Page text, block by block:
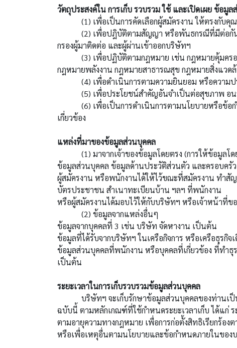
วัตถุประสงค์ใน การเก็บ รวบรวม ใช้ และเปิดเผย ข้อมู
(1) เพื่อเป็นการคัดเลือกผู้สมัครงาน ให้ตรงกับคุณ
(2) เพื่อปฎิบัติตามสัญญา หรือพันธกรณีที่มีต่อกันระห
กรองผู้มาติดต่อ และผู้ผ่านเข้าออกบริษัทฯ
(3) เพื่อปฏิบัติตามกฎหมาย เช่น กฎหมายคุ้มครองแ
กฎหมายพลังงาน กฎหมายสาธารณสุข กฎหมายสิ่งแวด
(4) เพื่อดำเนินการตามความยินยอม หรือความปร
(5) เพื่อประโยชน์สำคัญอันจำเป็นต่อสุขภาพ อนามั
(6) เพื่อเป็นการดำเนินการตามนโยบายหรือข้อกำห
เกี่ยวข้อง
แหล่งที่มาของข้อมูลส่วนบุคคล
(1) มาจากเจ้าของข้อมูลโดยตรง (การให้ข้อมูลโด
ข้อมูลส่วนบุคคล ข้อมูลด้านประวัติส่วนตัว และครอบครั
ผู้สมัครงาน หรือพนักงานได้ให้ไว้ขณะที่สมัครงาน ทำสั
บัตรประชาชน สำเนาทะเบียนบ้าน ฯลฯ ที่พนักงาน
หรือผู้สมัครงานได้มอบไว้ให้กับบริษัทฯ หรือเจ้าหน้าที่
(2) ข้อมูลจากแหล่งอื่นๆ
ข้อมูลจากบุคคลที่ 3 เช่น บริษัท จัดหางาน เป็นต้น
ข้อมูลที่ได้รับจากบริษัทฯ ในเครือกิจการ หรือเครือธุรกิ
ข้อมูลส่วนบุคคลที่พนักงาน หรือบุคคลที่เกี่ยวข้อง ที่ทำธุ
เป็นต้น
ระยะเวลาในการเก็บรวบรวมข้อมูลส่วนบุคคล
บริษัทฯ จะเก็บรักษาข้อมูลส่วนบุคคลของท่านเป็นระ
ฉบับนี้ ตามหลักเกณฑ์ที่ใช้กำหนดระยะเวลาเก็บ ได้แก่
ตามอายุความทางกฎหมาย เพื่อการก่อตั้งสิทธิเรียกร้อ
หรือเพื่อเหตุอื่นตามนโยบายและข้อกำหนดภายในของ